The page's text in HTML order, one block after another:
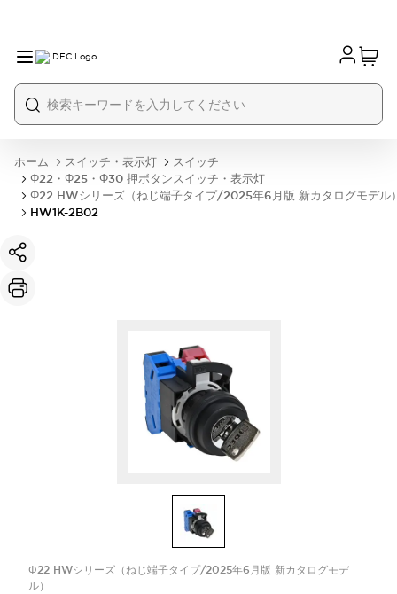
ホーム スイッチ・表示灯
スイッチ
Φ22・Φ25・Φ30 押ボタンスイッチ・表示灯
Φ22 HWシリーズ（ねじ端子タイプ/2025年6月版 新カタログモデル
HW1K-2B02
Φ22 HWシリーズ（ねじ端子タイプ/2025年6月版 新カタログモデ
ル）